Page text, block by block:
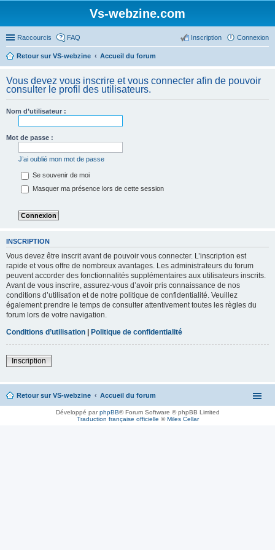
Vs-webzine.com
Raccourcis FAQ Connexion
Inscription
Retour sur VS-webzine Accueil du forum
Vous devez vous inscrire et vous connecter afin de pouvoir
consulter le profil des utilisateurs.
Nom d’utilisateur :
Mot de passe :
J’ai oublié mon mot de passe
Se souvenir de moi
Masquer ma présence lors de cette session
INSCRIPTION
Vous devez être inscrit avant de pouvoir vous connecter. L’inscription est
rapide et vous offre de nombreux avantages. Les administrateurs du forum
peuvent accorder des fonctionnalités supplémentaires aux utilisateurs inscrits.
Avant de vous inscrire, assurez-vous d’avoir pris connaissance de nos
conditions d’utilisation et de notre politique de confidentialité. Veuillez
également prendre le temps de consulter attentivement toutes les règles du
forum lors de votre navigation.
Conditions d’utilisation | Politique de confidentialité
Inscription
Retour sur VS-webzine Accueil du forum
Développé parphpBB® Forum Software © phpBB Limited
Traduction française officielle ©Miles Cellar